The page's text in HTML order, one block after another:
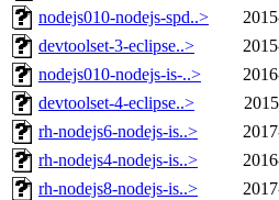
nodejs010-nodejs-spd..>
devtoolset-3-eclipse..>
nodejs010-nodejs-is-..>
devtoolset-4-eclipse..>
rh-nodejs6-nodejs-is..>
rh-nodejs4-nodejs-is..>
rh-nodejs8-nodejs-is..>